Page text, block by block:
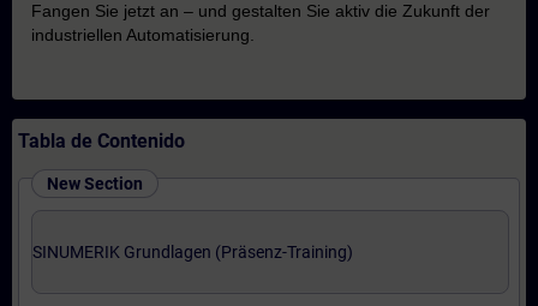
Fangen Sie jetzt an – und gestalten Sie aktiv die Zukunft der
industriellen Automatisierung.
Tabla de Contenido
New Section
SINUMERIK Grundlagen (Präsenz-Training)